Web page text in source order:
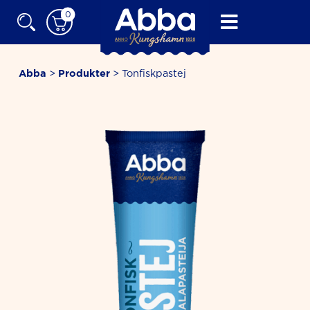
0
Abba > Produkter >Tonfiskpastej